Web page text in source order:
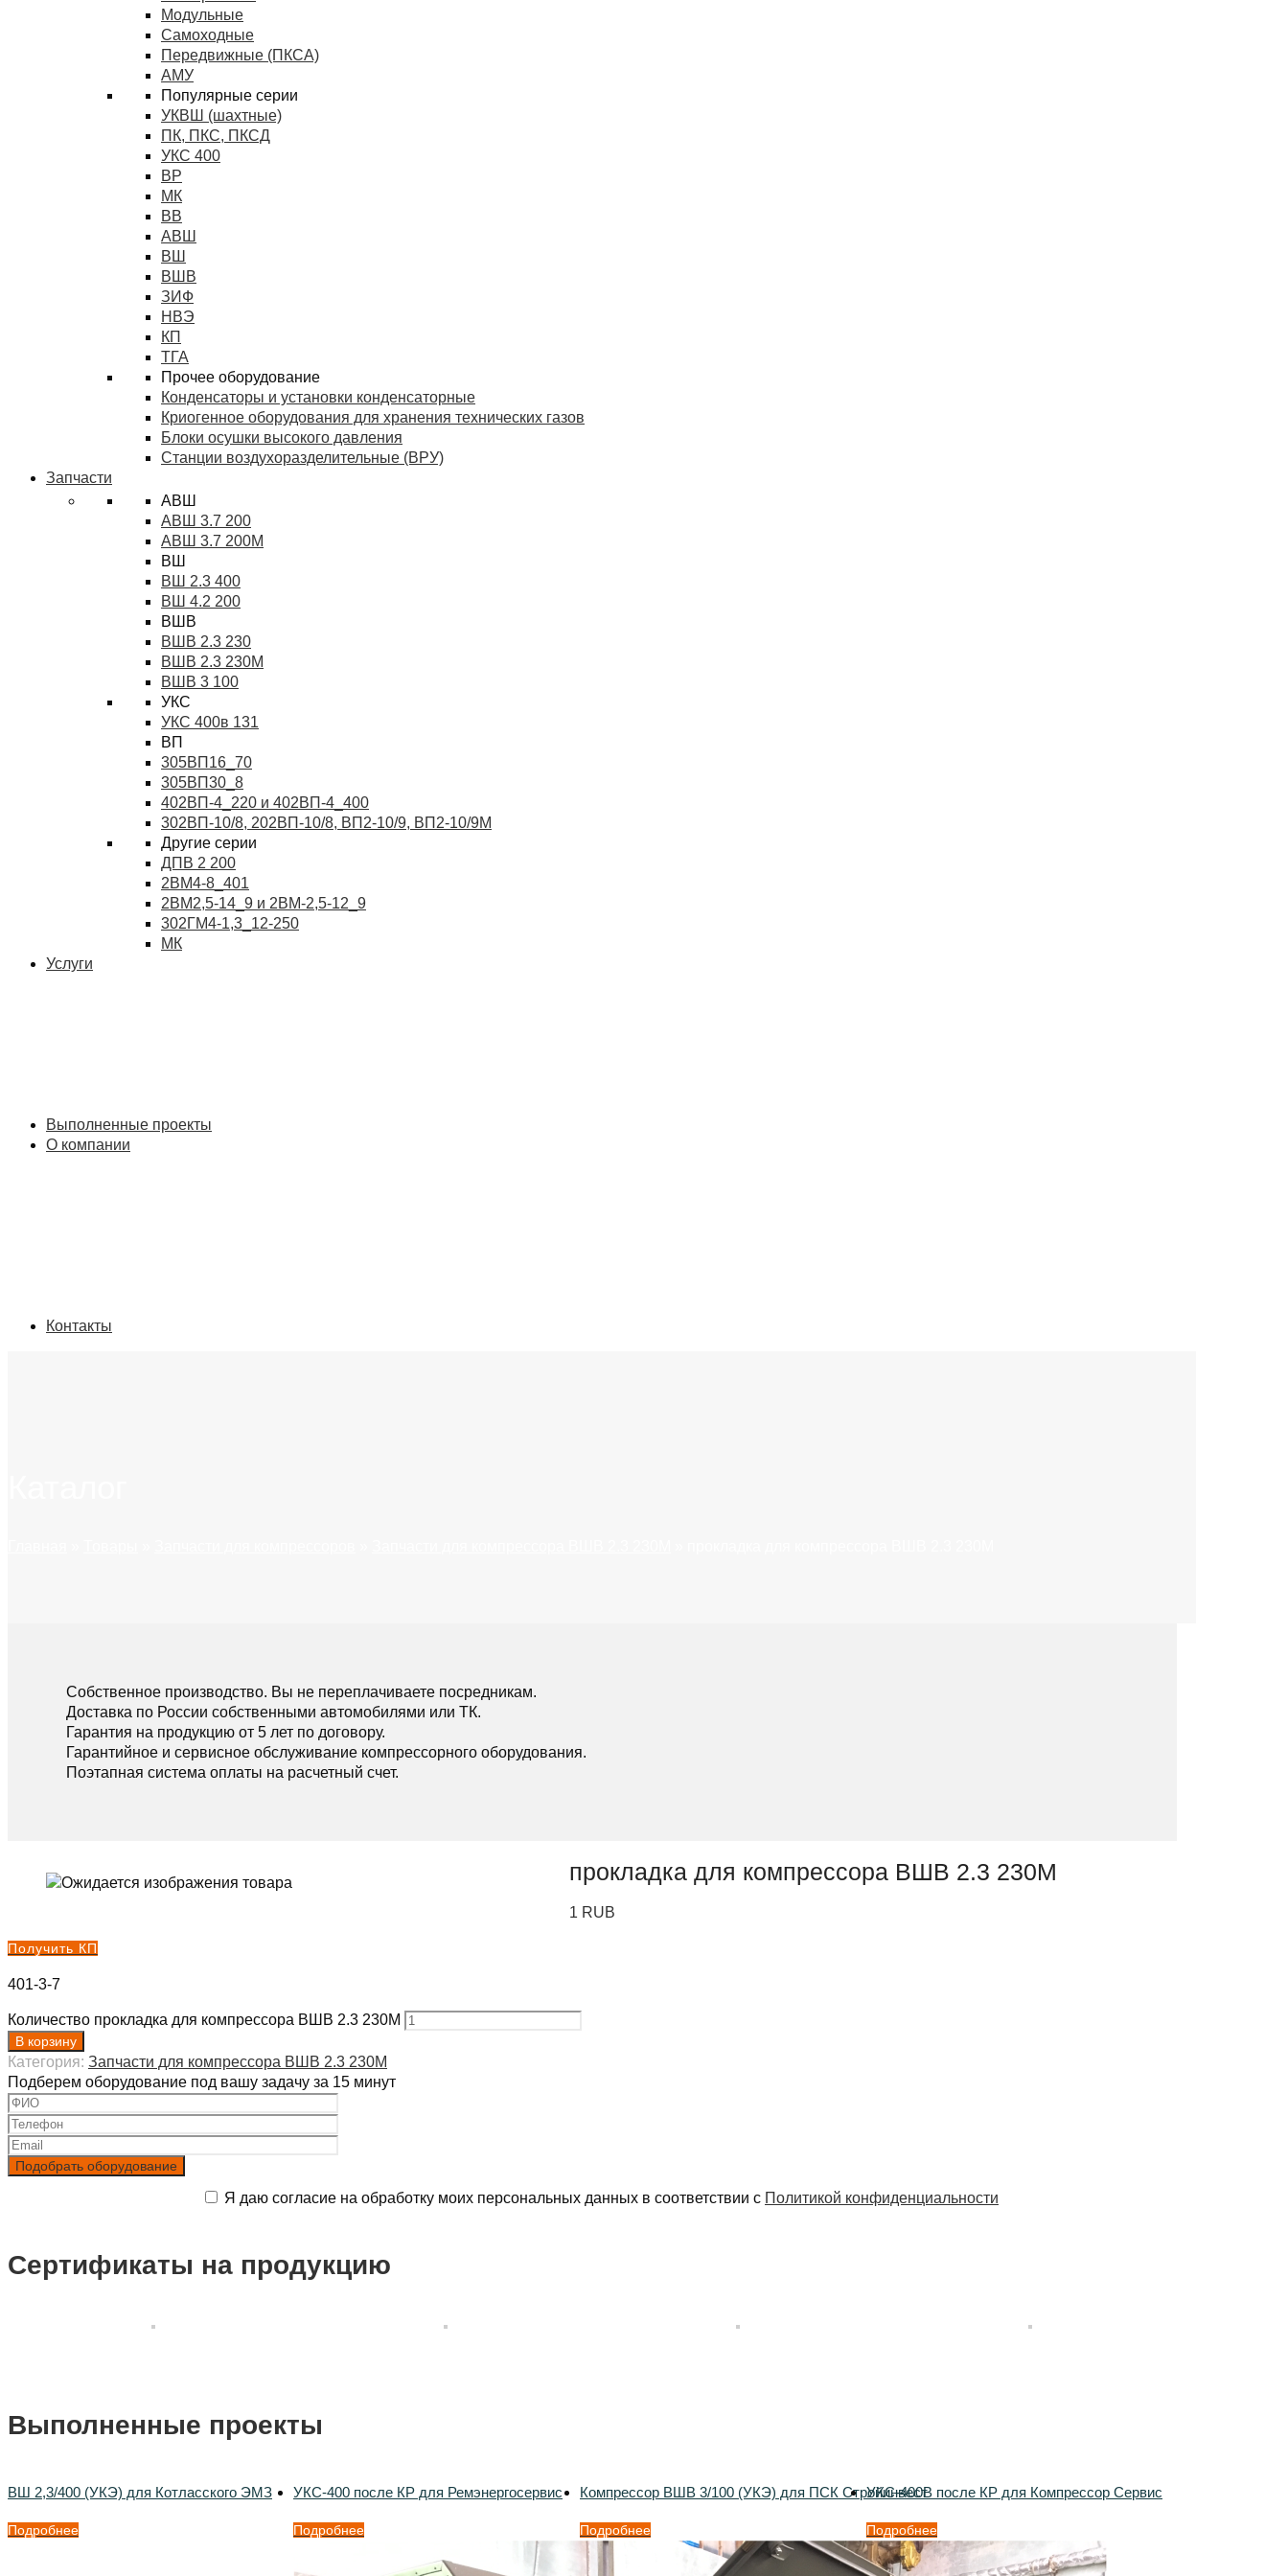
Модульные
Самоходные
Передвижные (ПКСА)
АМУ
Популярные серии
УКВШ (шахтные)
ПК, ПКС, ПКСД
УКС 400
ВР
МК
ВВ
АВШ
ВШ
ВШВ
ЗИФ
НВЭ
КП
ТГА
Прочее оборудование
Конденсаторы и установки конденсаторные
Криогенное оборудования для хранения технических газов
Блоки осушки высокого давления
Станции воздухоразделительные (ВРУ)
Запчасти
АВШ
АВШ 3.7 200
АВШ 3.7 200М
ВШ
ВШ 2.3 400
ВШ 4.2 200
ВШВ
ВШВ 2.3 230
ВШВ 2.3 230М
ВШВ 3 100
УКС
УКС 400в 131
ВП
305ВП16_70
305ВП30_8
402ВП-4_220 и 402ВП-4_400
302ВП-10/8, 202ВП-10/8, ВП2-10/9, ВП2-10/9М
Другие серии
ДПВ 2 200
2ВМ4-8_401
2ВМ2,5-14_9 и 2ВМ-2,5-12_9
302ГМ4-1,3_12-250
МК
Услуги
Выполненные проекты
О компании
Контакты
Собственное производство. Вы не переплачиваете посредникам.
Доставка по России собственными автомобилями или ТК.
Гарантия на продукцию от 5 лет по договору.
Гарантийное и сервисное обслуживание компрессорного оборудования.
Поэтапная система оплаты на расчетный счет.
прокладка для компрессора ВШВ 2.3 230М
1 RUB
Получить КП
401-3-7
Количество прокладка для компрессора ВШВ 2.3 230М
В корзину
Категория: Запчасти для компрессора ВШВ 2.3 230М
Подберем оборудование под вашу задачу за 15 минут
Я даю согласие на обработку моих персональных данных в соответствии с Политикой конфиденциальности
Сертификаты на продукцию
Выполненные проекты
ВШ 2,3/400 (УКЭ) для Котласского ЭМЗ
Подробнее
УКС-400 после КР для Ремэнергосервис
Подробнее
Компрессор ВШВ 3/100 (УКЭ) для ПСК Стройинвест
Подробнее
УКС-400В после КР для Компрессор Сервис
Подробнее